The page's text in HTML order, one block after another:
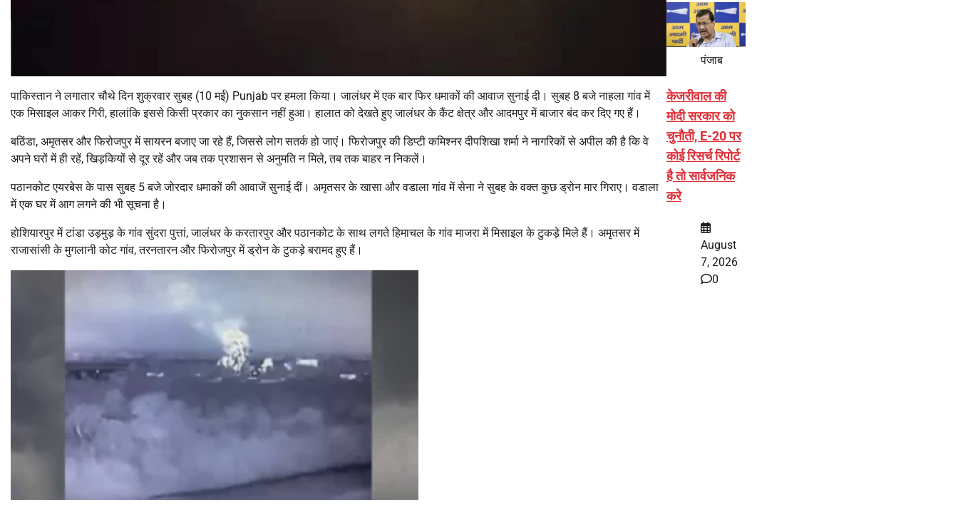
पाकिस्तान ने लगातार चौथे दिन शुक्रवार सुबह (10 मई) Punjab पर हमला किया। जालंधर में एक बार फिर धमाकों की आवाज सुनाई दी। सुबह 8 बजे नाहला गांव में
एक मिसाइल आकर गिरी, हालांकि इससे किसी प्रकार का नुकसान नहीं हुआ। हालात को देखते हुए जालंधर के कैंट क्षेत्र और आदमपुर में बाजार बंद कर दिए गए हैं।
बठिंडा, अमृतसर और फिरोजपुर में सायरन बजाए जा रहे हैं, जिससे लोग सतर्क हो जाएं। फिरोजपुर की डिप्टी कमिश्नर दीपशिखा शर्मा ने नागरिकों से अपील की है कि वे
अपने घरों में ही रहें, खिड़कियों से दूर रहें और जब तक प्रशासन से अनुमति न मिले, तब तक बाहर न निकलें।
पठानकोट एयरबेस के पास सुबह 5 बजे जोरदार धमाकों की आवाजें सुनाई दीं। अमृतसर के खासा और वडाला गांव में सेना ने सुबह के वक्त कुछ ड्रोन मार गिराए। वडाला
में एक घर में आग लगने की भी सूचना है।
होशियारपुर में टांडा उड़मुड़ के गांव सुंदरा पुत्तां, जालंधर के करतारपुर और पठानकोट के साथ लगते हिमाचल के गांव माजरा में मिसाइल के टुकड़े मिले हैं। अमृतसर में
राजासांसी के मुगलानी कोट गांव, तरनतारन और फिरोजपुर में ड्रोन के टुकड़े बरामद हुए हैं।
पंजाब
केजरीवाल की
मोदी सरकार को
चुनौती, E-20 पर
कोई रिसर्च रिपोर्ट
है तो सार्वजनिक
करे
August
7, 2026
0